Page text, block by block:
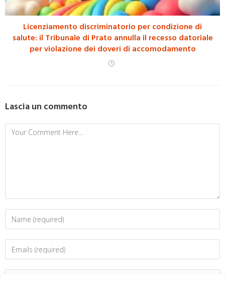
Licenziamento discriminatorio per condizione di
salute: il Tribunale di Prato annulla il recesso datoriale
per violazione dei doveri di accomodamento
Lascia un commento